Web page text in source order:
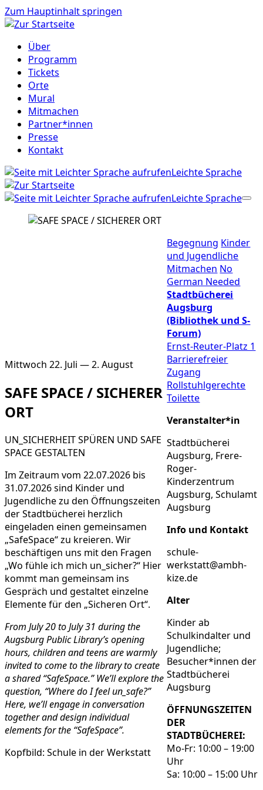
Zum Hauptinhalt springen
Über
Programm
Tickets
Orte
Mural
Mitmachen
Partner*innen
Presse
Kontakt
Leichte Sprache
Leichte Sprache
Mittwoch 22. Juli — 2. August
SAFE SPACE / SICHERER
ORT
UN_SICHERHEIT SPÜREN UND SAFE
SPACE GESTALTEN
Im Zeitraum vom 22.07.2026 bis
31.07.2026 sind Kinder und
Jugendliche zu den Öffnungszeiten
der Stadtbücherei herzlich
eingeladen einen gemeinsamen
„SafeSpace“ zu kreieren. Wir
beschäftigen uns mit den Fragen
„Wo fühle ich mich un_sicher?“ Hier
kommt man gemeinsam ins
Gespräch und gestaltet einzelne
Elemente für den „Sicheren Ort“.
From July 20 to July 31 during the
Augsburg Public Library’s opening
hours, children and teens are warmly
invited to come to the library to create
a shared “SafeSpace.” We’ll explore the
question, “Where do I feel un_safe?”
Here, we’ll engage in conversation
together and design individual
elements for the “SafeSpace”.
Kopfbild: Schule in der Werkstatt
Begegnung Kinder
und Jugendliche
Mitmachen No
German Needed
Stadtbücherei
Augsburg
(Bibliothek und S-
Forum)
Ernst-Reuter-Platz 1
Barrierefreier
Zugang
Rollstuhlgerechte
Toilette
Veranstalter*in
Stadtbücherei
Augsburg, Frere-
Roger-
Kinderzentrum
Augsburg, Schulamt
Augsburg
Info und Kontakt
schule-
werkstatt@ambh-
kize.de
Alter
Kinder ab
Schulkindalter und
Jugendliche;
Besucher*innen der
Stadtbücherei
Augsburg
ÖFFNUNGSZEITEN
DER
STADTBÜCHEREI:
Mo-Fr: 10:00 – 19:00
Uhr
Sa: 10:00 – 15:00 Uhr